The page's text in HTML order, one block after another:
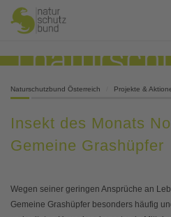
Naturschutzbund Österreich Projekte &
Insekt des Monats
Gemeine Grashüpfer
Wegen seiner geringen Ansprüche an
Gemeine Grashüpfer besonders häufig